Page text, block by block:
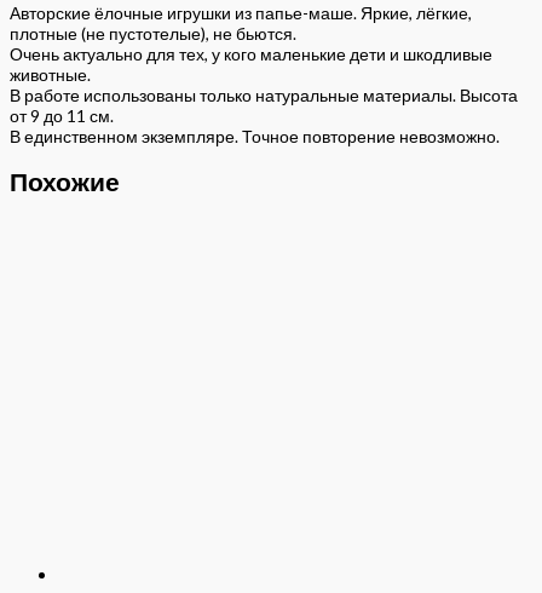
Авторские ёлочные игрушки из папье-маше. Яркие, лёгкие,
плотные (не пустотелые), не бьются.
Очень актуально для тех, у кого маленькие дети и шкодливые
животные.
В работе использованы только натуральные материалы. Высота
от 9 до 11 см.
В единственном экземпляре. Точное повторение невозможно.
Похожие